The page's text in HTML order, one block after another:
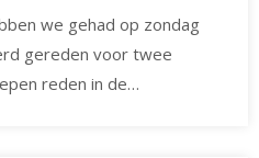
we gehad op zondag
gereden voor twee
reden in de…